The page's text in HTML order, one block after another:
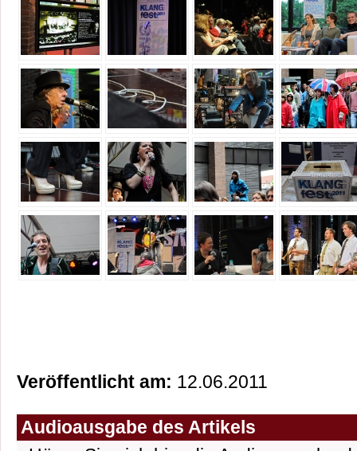
Veröffentlicht am: 12.06.2011
Audioausgabe des Artikels